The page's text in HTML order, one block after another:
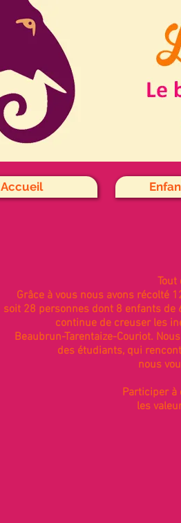
Grâce à vous nous avons récolté
soit 28 personnes dont 8 enfants
continue de creuser les
Beaubrun-Tarentaize-Couriot.
des étudiants, qui
nous
Participer à
les
Accueil